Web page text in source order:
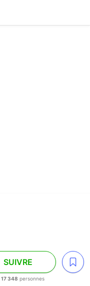
SUIVRE
17 348 personnes